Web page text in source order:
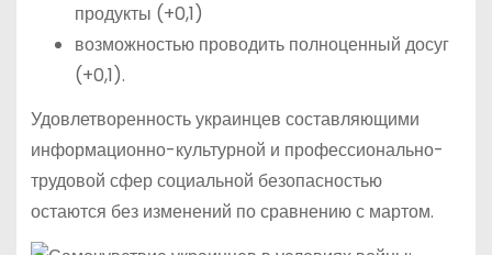
продукты (+0,1)
возможностью проводить полноценный досуг
(+0,1).
Удовлетворенность украинцев составляющими
информационно-культурной и профессионально-
трудовой сфер социальной безопасностью
остаются без изменений по сравнению с мартом.